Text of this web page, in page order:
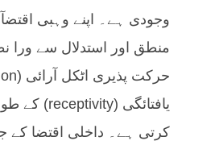
وجودی ہے۔ اپنے وہبی
منطق اور استدلال سے ورا
کرتی ہے۔ داخلی اقتضا کے